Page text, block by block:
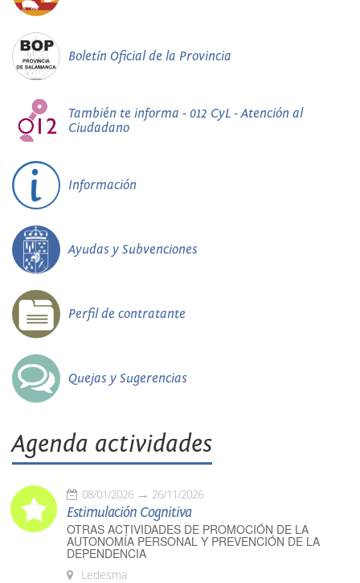
Boletín Oficial de la Provincia
También te informa - 012 CyL - Atención al
Ciudadano
Información
Ayudas y Subvenciones
Perfil de contratante
Quejas y Sugerencias
Agenda actividades
08/01/2026 26/11/2026
Estimulación Cognitiva
OTRAS ACTIVIDADES DE PROMOCIÓN DE LA
AUTONOMÍA PERSONAL Y PREVENCIÓN DE LA
DEPENDENCIA
Ledesma